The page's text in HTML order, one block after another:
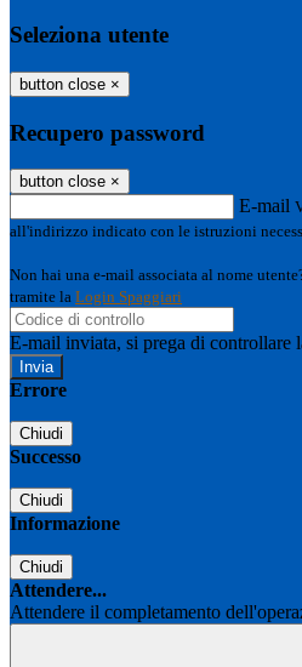
Seleziona utente
button close ×
Recupero password
button close ×
E-mail
all'indirizzo indicato con le istruzioni
Non hai una e-mail associata al nome
tramite la Login Spaggiari
E-mail inviata, si prega di controllare
Errore
Chiudi
Successo
Chiudi
Informazione
Chiudi
Attendere...
Attendere il completamento